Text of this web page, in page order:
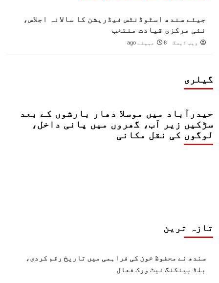
جیئے سندھ اسٹوڈنٹس فیڈریشن کا سالانہ اجلاس،
نئی مرکزی قیادت منتخب
ویب ڈیسک 8 مہینے ago
گیلری
حیدرآباد میں موسلا دھار بارشوں کے بعد
سڑکیں زیر آب، گھروں میں پانی داخل،
لوگوں کی نقل مکانی
تازہ ترین
سندھ نے محفوظ خون کی فراہمی میں تاریخ رقم کردی،
بلڈ بینکنگ نیٹ ورک فعال